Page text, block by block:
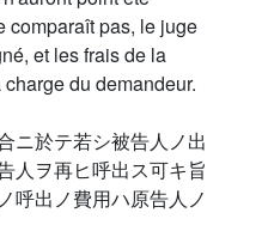
comparaît pas, le juge
et les frais de la
du demandeur.
ニ於テ若シ被告人ノ出
人ヲ再ヒ呼出ス可キ旨
呼出ノ費用ハ原告人ノ